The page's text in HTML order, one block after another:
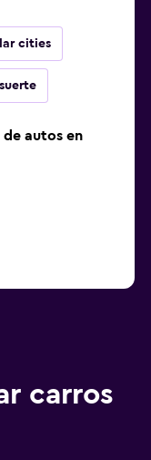
cities
autos en
carros